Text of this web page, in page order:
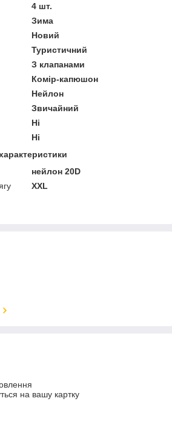
4 шт.
Зима
Новий
Туристичний
З клапанами
Комір-капюшон
Нейлон
Звичайний
Ні
Ні
нейлон 20D
XXL
на вашу картку